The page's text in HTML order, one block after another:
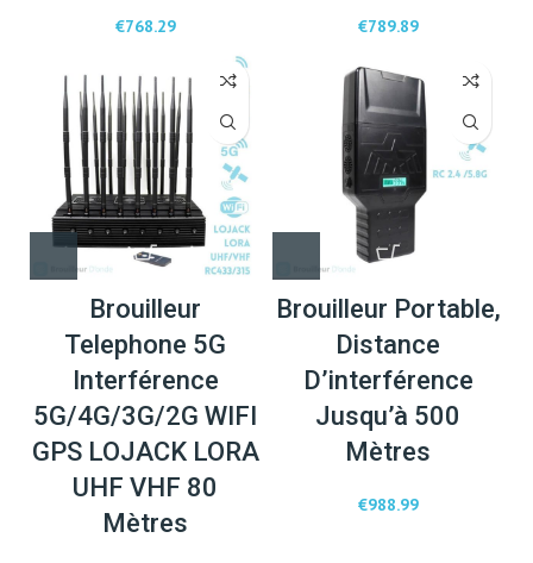
€768.29 €789.89
Brouilleur
Telephone 5G
Interférence
5G/4G/3G/2G WIFI
GPS LOJACK LORA
UHF VHF 80
Mètres
Brouilleur Portable,
Distance
D’interférence
Jusqu’à 500
Mètres
€988.99